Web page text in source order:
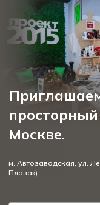
Москве.
м. Автозаводская, ул.
Плаза»)